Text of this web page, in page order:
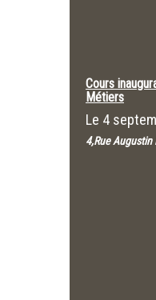
Cours
Métiers
Le 4
4,Rue